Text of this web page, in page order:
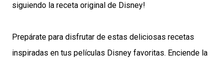
siguiendo la receta original de Disney!
Prepárate para disfrutar de estas deliciosas recetas
inspiradas en tus películas Disney favoritas. Enciende la